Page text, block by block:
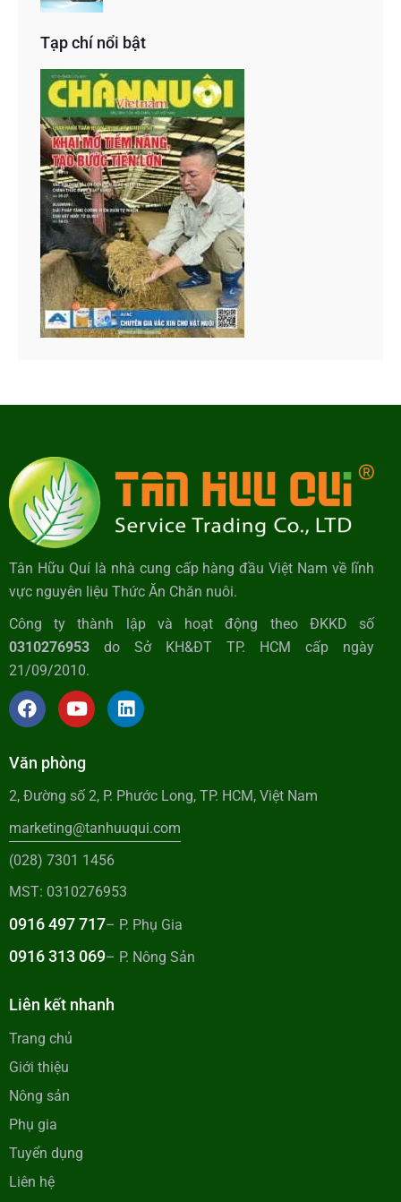
Tạp chí nổi bật
Tân Hữu Quí là nhà cung cấp hàng đầu Việt Nam về lĩnh
vực nguyên liệu Thức Ăn Chăn nuôi.
Công ty thành lập và hoạt động theo ĐKKD số
0310276953 do Sở KH&ĐT TP. HCM cấp ngày
21/09/2010.
Văn phòng
2, Đường số 2, P. Phước Long, TP. HCM, Việt Nam
marketing@tanhuuqui.com
(028) 7301 1456
MST: 0310276953
0916 497 717– P. Phụ Gia
0916 313 069– P. Nông Sản
Liên kết nhanh
Trang chủ
Giới thiệu
Nông sản
Phụ gia
Tuyển dụng
Liên hệ